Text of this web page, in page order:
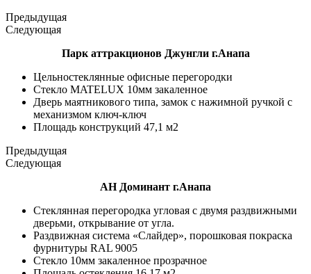
Предыдущая
Следующая
Парк аттракционов Джунгли г.Анапа
Цельностеклянные офисные перегородки
Стекло MATELUX 10мм закаленное
Дверь маятникового типа, замок с нажимной ручкой с
механизмом ключ-ключ
Площадь конструкций 47,1 м2
Предыдущая
Следующая
АН Доминант г.Анапа
Стеклянная перегородка угловая с двумя раздвижными
дверьми, открывание от угла.
Раздвижная система «Слайдер», порошковая покраска
фурнитуры RAL 9005
Стекло 10мм закаленное прозрачное